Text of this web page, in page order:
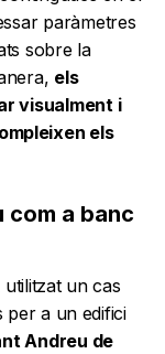
paràmetres
sobre la
els
visualment i
els
com a banc
un cas
per a un edifici
Andreu de